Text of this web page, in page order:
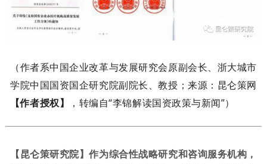
（作者系中国企业改革与发展研究会原副会长、浙大城市
学院中国国资国企研究院副院长、教授；来源：昆仑策网
【作者授权】
，转编自“李锦解读国资政策与新闻”）
【昆仑策研究院】作为综合性战略研究和咨询服务机构，